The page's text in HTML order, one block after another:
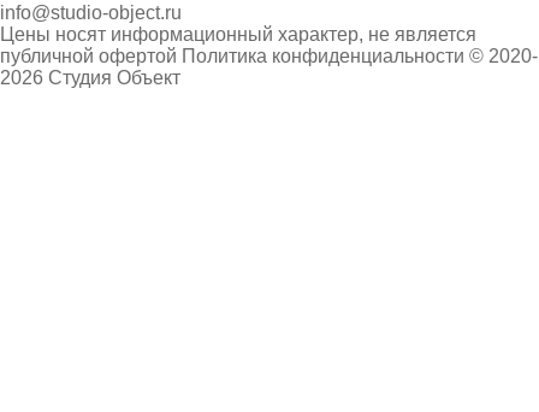
info@studio-object.ru
Цены носят информационный характер, не является
публичной офертой Политика конфиденциальности © 2020-
2026 Студия Объект